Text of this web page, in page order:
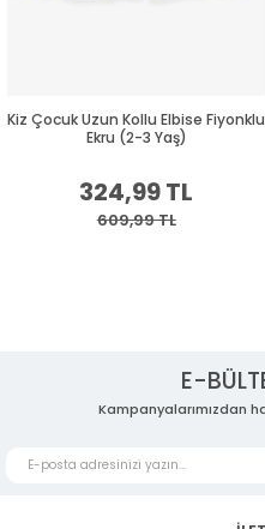
Kiz Çocuk Uzun Kollu Elbise Fiyonklu
Ekru (2-3 Yaş)
324,99 TL
609,99 TL
E-
Kampanyalarımızdan